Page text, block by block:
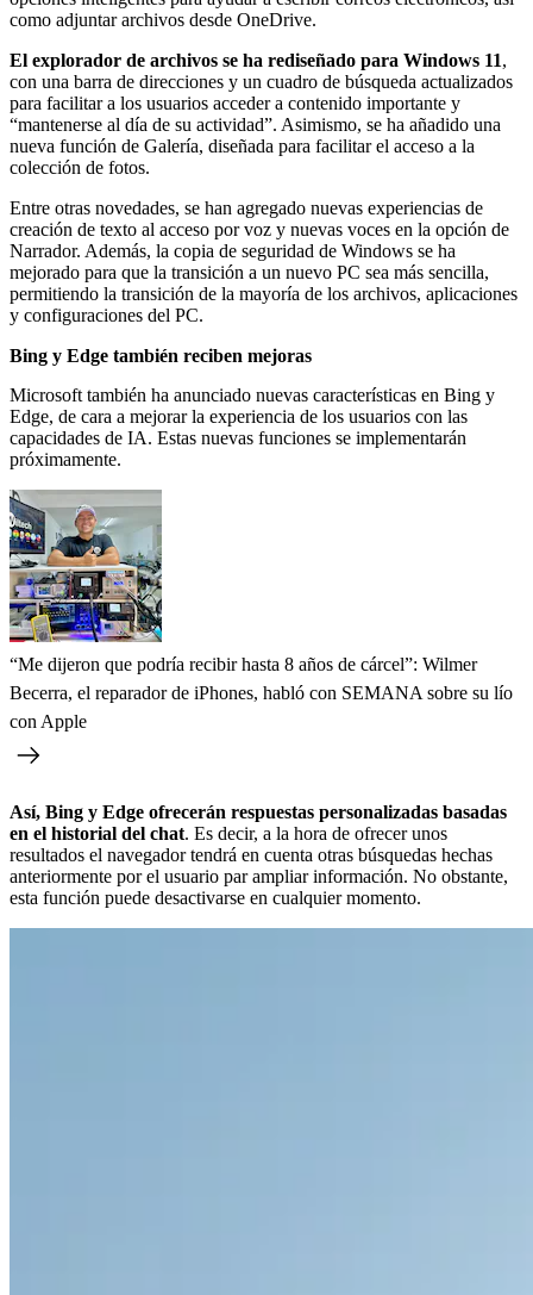
como adjuntar archivos desde OneDrive.
El explorador de archivos se ha rediseñado para Windows 11,
con una barra de direcciones y un cuadro de búsqueda actualizados
para facilitar a los usuarios acceder a contenido importante y
“mantenerse al día de su actividad”. Asimismo, se ha añadido una
nueva función de Galería, diseñada para facilitar el acceso a la
colección de fotos.
Entre otras novedades, se han agregado nuevas experiencias de
creación de texto al acceso por voz y nuevas voces en la opción de
Narrador. Además, la copia de seguridad de Windows se ha
mejorado para que la transición a un nuevo PC sea más sencilla,
permitiendo la transición de la mayoría de los archivos, aplicaciones
y configuraciones del PC.
Bing y Edge también reciben mejoras
Microsoft también ha anunciado nuevas características en Bing y
Edge, de cara a mejorar la experiencia de los usuarios con las
capacidades de IA. Estas nuevas funciones se implementarán
próximamente.
“Me dijeron que podría recibir hasta 8 años de cárcel”: Wilmer
Becerra, el reparador de iPhones, habló con SEMANA sobre su lío
con Apple
Así, Bing y Edge ofrecerán respuestas personalizadas basadas
en el historial del chat. Es decir, a la hora de ofrecer unos
resultados el navegador tendrá en cuenta otras búsquedas hechas
anteriormente por el usuario par ampliar información. No obstante,
esta función puede desactivarse en cualquier momento.